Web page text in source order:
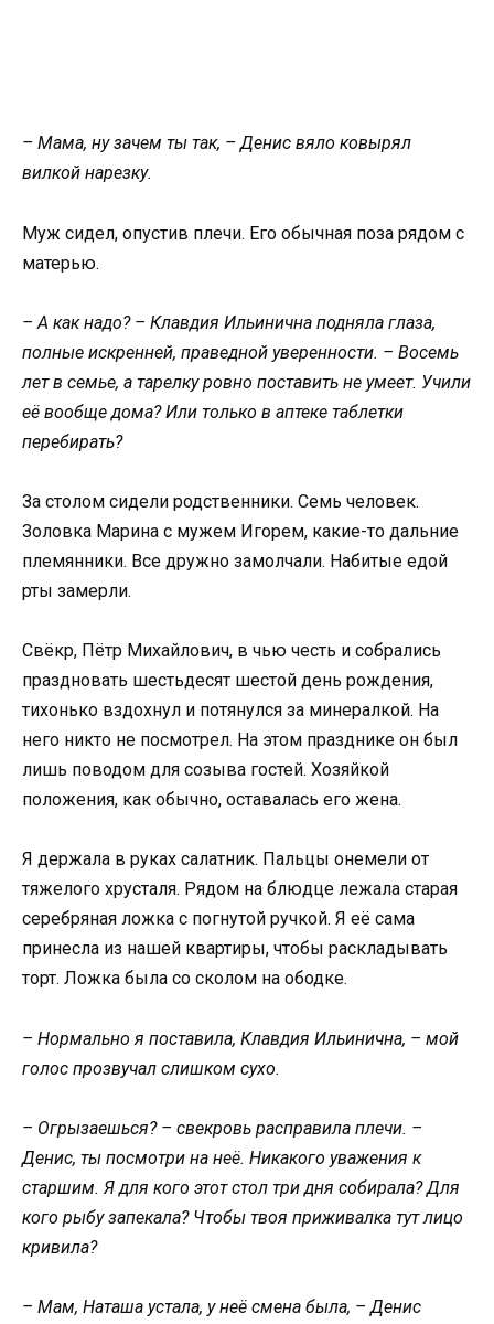
– Мама, ну зачем ты так, – Денис вяло ковырял
вилкой нарезку.
Муж сидел, опустив плечи. Его обычная поза рядом с
матерью.
– А как надо? – Клавдия Ильинична подняла глаза,
полные искренней, праведной уверенности. – Восемь
лет в семье, а тарелку ровно поставить не умеет. Учили
её вообще дома? Или только в аптеке таблетки
перебирать?
За столом сидели родственники. Семь человек.
Золовка Марина с мужем Игорем, какие-то дальние
племянники. Все дружно замолчали. Набитые едой
рты замерли.
Свёкр, Пётр Михайлович, в чью честь и собрались
праздновать шестьдесят шестой день рождения,
тихонько вздохнул и потянулся за минералкой. На
него никто не посмотрел. На этом празднике он был
лишь поводом для созыва гостей. Хозяйкой
положения, как обычно, оставалась его жена.
Я держала в руках салатник. Пальцы онемели от
тяжелого хрусталя. Рядом на блюдце лежала старая
серебряная ложка с погнутой ручкой. Я её сама
принесла из нашей квартиры, чтобы раскладывать
торт. Ложка была со сколом на ободке.
– Нормально я поставила, Клавдия Ильинична, – мой
голос прозвучал слишком сухо.
– Огрызаешься? – свекровь расправила плечи. –
Денис, ты посмотри на неё. Никакого уважения к
старшим. Я для кого этот стол три дня собирала? Для
кого рыбу запекала? Чтобы твоя приживалка тут лицо
кривила?
– Мам, Наташа устала, у неё смена была, – Денис